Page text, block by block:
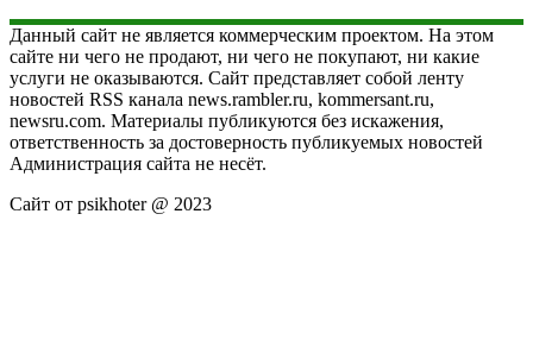
Данный сайт не является коммерческим проектом. На этом
сайте ни чего не продают, ни чего не покупают, ни какие
услуги не оказываются. Сайт представляет собой ленту
новостей RSS канала news.rambler.ru, kommersant.ru,
newsru.com. Материалы публикуются без искажения,
ответственность за достоверность публикуемых новостей
Администрация сайта не несёт.
Сайт от psikhoter @ 2023